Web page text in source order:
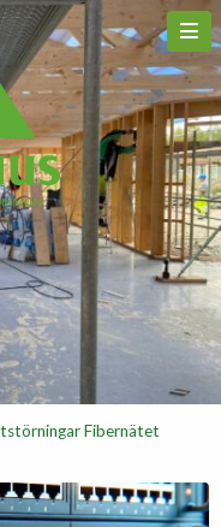
Fibernätet